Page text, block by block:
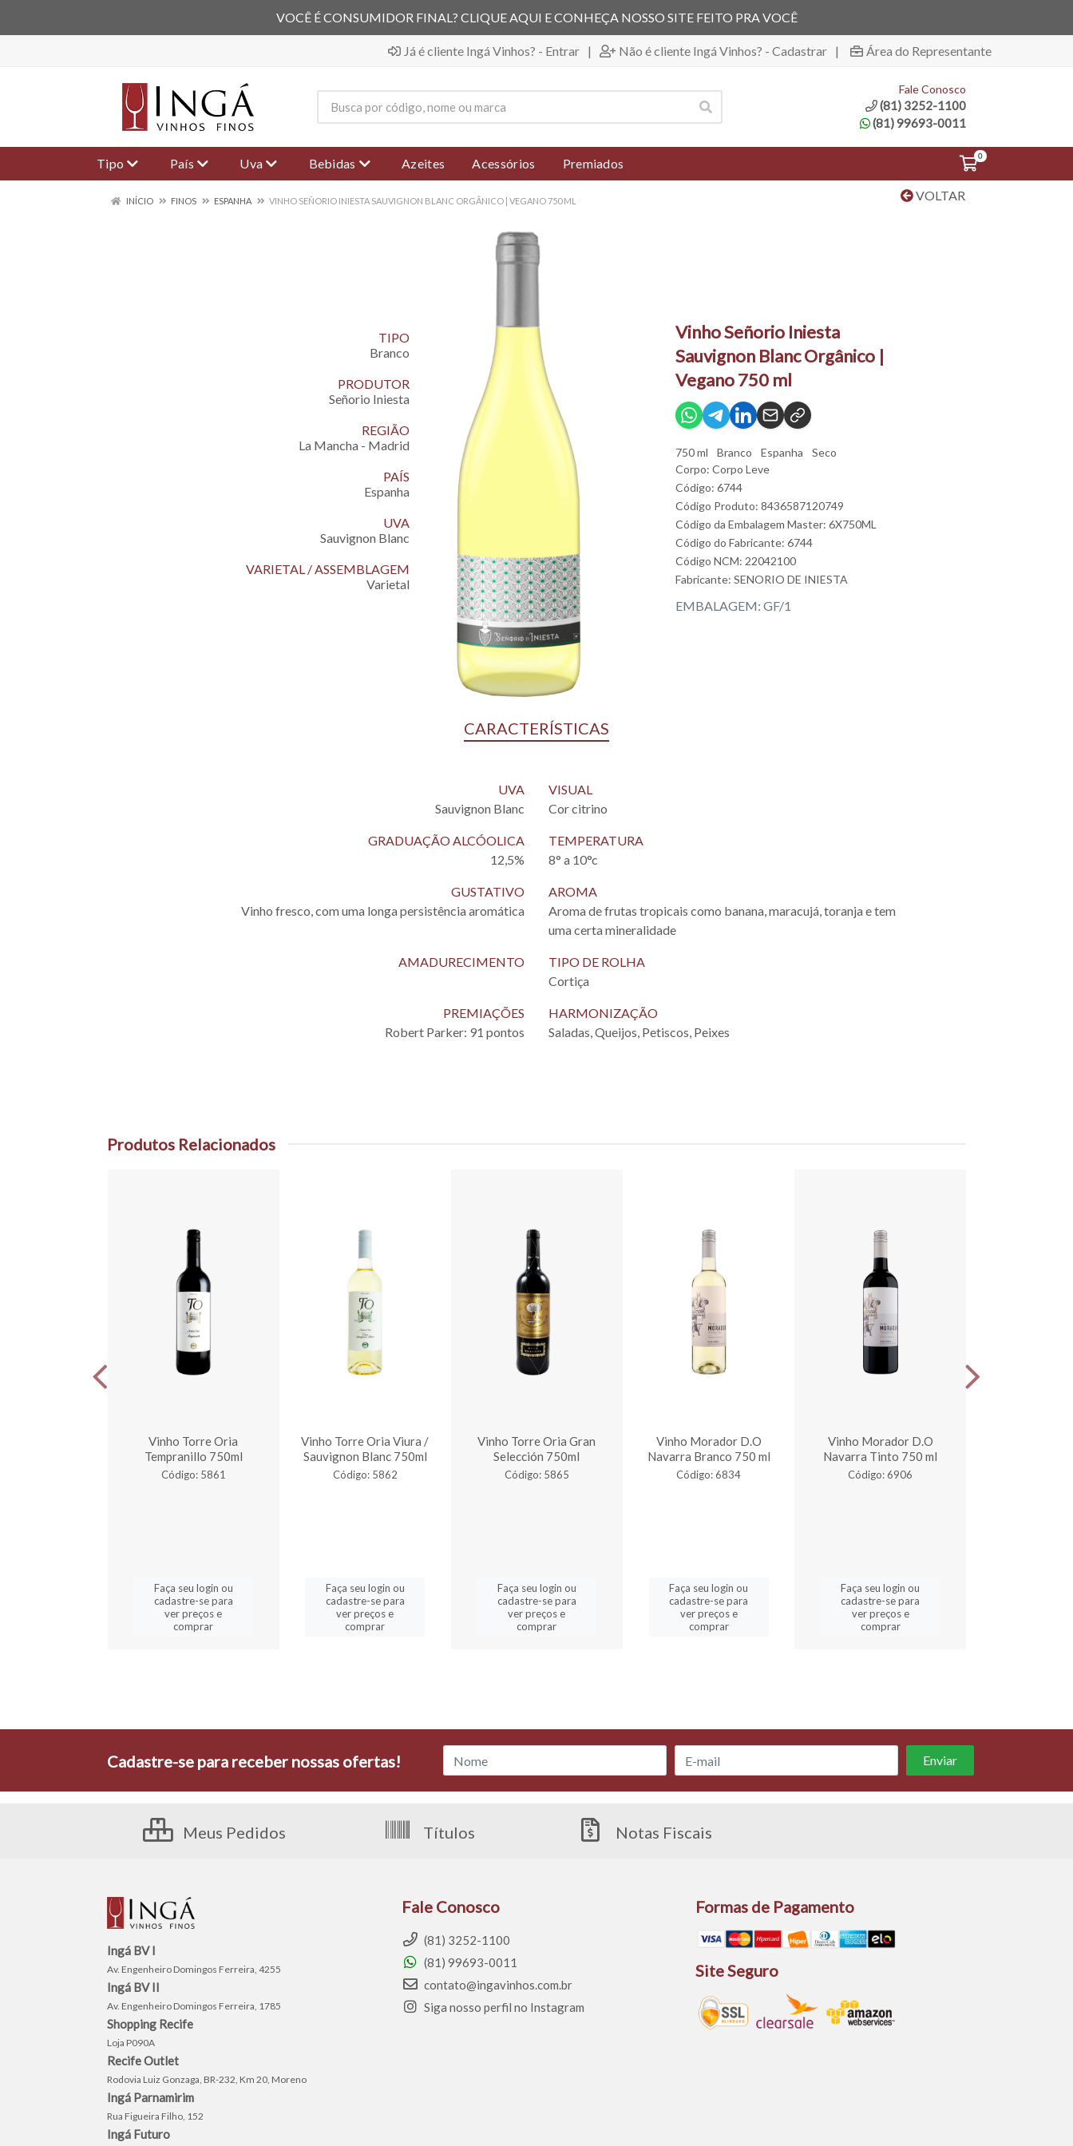
VOCÊ É CONSUMIDOR FINAL? CLIQUE AQUI E CONHEÇA NOSSO SITE FEITO PRA VOCÊ
Já é cliente Ingá Vinhos? - Entrar | Não é cliente Ingá Vinhos? - Cadastrar | Área do Representante
Fale Conosco
(81) 3252-1100
(81) 99693-0011
Tipo País Uva Bebidas Azeites Acessórios Premiados
0
VOLTAR
INÍCIO FINOS ESPANHA VINHO SEÑORIO INIESTA SAUVIGNON BLANC ORGÂNICO | VEGANO 750 ML
TIPO
Branco
PRODUTOR
Señorio Iniesta
REGIÃO
La Mancha - Madrid
PAÍS
Espanha
UVA
Sauvignon Blanc
VARIETAL / ASSEMBLAGEM
Varietal
Vinho Señorio Iniesta
Sauvignon Blanc Orgânico |
Vegano 750 ml
750 ml Branco Espanha
Seco
Corpo: Corpo Leve
Código: 6744
Código Produto: 8436587120749
Código da Embalagem Master: 6X750ML
Código do Fabricante: 6744
Código NCM: 22042100
Fabricante: SENORIO DE INIESTA
EMBALAGEM: GF/1
CARACTERÍSTICAS
UVA
Sauvignon Blanc
VISUAL
Cor citrino
GRADUAÇÃO ALCÓOLICA
12,5%
TEMPERATURA
8° a 10°c
GUSTATIVO
Vinho fresco, com uma longa persistência aromática
AROMA
Aroma de frutas tropicais como banana, maracujá, toranja e tem
uma certa mineralidade
AMADURECIMENTO
TIPO DE ROLHA
Cortiça
PREMIAÇÕES
Robert Parker: 91 pontos
HARMONIZAÇÃO
Saladas, Queijos, Petiscos, Peixes
Produtos Relacionados
Vinho Torre Oria
Tempranillo 750ml
Código: 5861
Faça seu login ou
cadastre-se para
ver preços e
comprar
Vinho Torre Oria Viura /
Sauvignon Blanc 750ml
Código: 5862
Faça seu login ou
cadastre-se para
ver preços e
comprar
Vinho Torre Oria Gran
Selección 750ml
Código: 5865
Faça seu login ou
cadastre-se para
ver preços e
comprar
Vinho Morador D.O
Navarra Branco 750 ml
Código: 6834
Faça seu login ou
cadastre-se para
ver preços e
comprar
Vinho Morador D.O
Navarra Tinto 750 ml
Código: 6906
Faça seu login ou
cadastre-se para
ver preços e
comprar
Cadastre-se para receber nossas ofertas!
Meus Pedidos Títulos Notas Fiscais
Ingá BV I
Av. Engenheiro Domingos Ferreira, 4255
Ingá BV II
Av. Engenheiro Domingos Ferreira, 1785
Shopping Recife
Loja P090A
Recife Outlet
Rodovia Luiz Gonzaga, BR-232, Km 20, Moreno
Ingá Parnamirim
Rua Figueira Filho, 152
Ingá Futuro
Fale Conosco
(81) 3252-1100
(81) 99693-0011
contato@ingavinhos.com.br
Siga nosso perfil no Instagram
Formas de Pagamento
Site Seguro